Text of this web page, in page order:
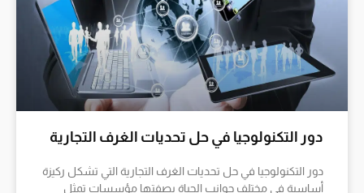
دور التكنولوجيا في حل تحديات الغرف التجارية
دور التكنولوجيا في حل تحديات الغرف التجارية التي تشكل ركيزة
أساسية في مختلف جوانب الحياة بصفتها مؤسسات تمثل